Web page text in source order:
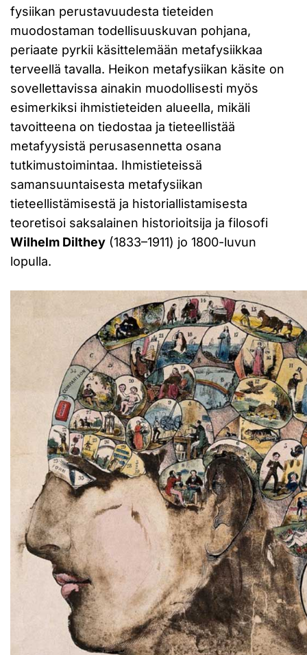
fysiikan perustavuudesta tieteiden
muodostaman todellisuuskuvan pohjana,
periaate pyrkii käsittelemään metafysiikkaa
terveellä tavalla. Heikon metafysiikan käsite on
sovellettavissa ainakin muodollisesti myös
esimerkiksi ihmistieteiden alueella, mikäli
tavoitteena on tiedostaa ja tieteellistää
metafyysistä perusasennetta osana
tutkimustoimintaa. Ihmistieteissä
samansuuntaisesta metafysiikan
tieteellistämisestä ja historiallistamisesta
teoretisoi saksalainen historioitsija ja filosofi
Wilhelm Dilthey (1833–1911) jo 1800-luvun
lopulla.